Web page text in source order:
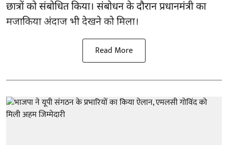
छात्रों को संबोधित किया। संबोधन के दौरान प्रधानमंत्री का
मजाकिया अंदाज भी देखने को मिला।
Read More